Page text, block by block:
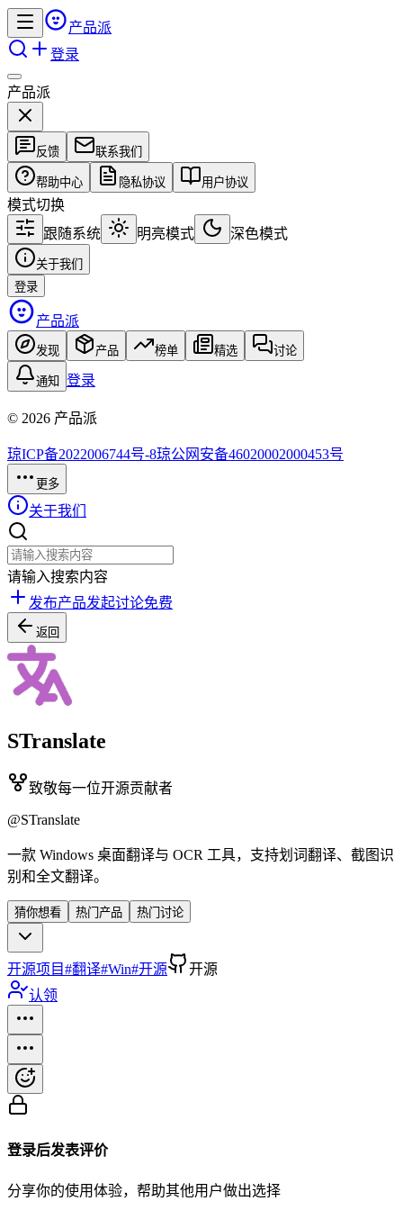
产品派
登录
产品派
反馈 联系我们
帮助中心 隐私协议 用户协议
模式切换
跟随系统
明亮模式 深色模式
关于我们
登录
产品派
发现 产品 榜单 精选 讨论
通知 登录
© 2026 产品派
琼ICP备2022006744号-8琼公网安备46020002000453号
更多
关于我们
请输入搜索内容
发布产品发起讨论免费
返回
STranslate
致敬每一位开源贡献者
@STranslate
一款 Windows 桌面翻译与 OCR 工具，支持划词翻译、截图识
别和全文翻译。
猜你想看 热门产品 热门讨论
开源项目#翻译#Win#开源
开源
认领
登录后发表评价
分享你的使用体验，帮助其他用户做出选择